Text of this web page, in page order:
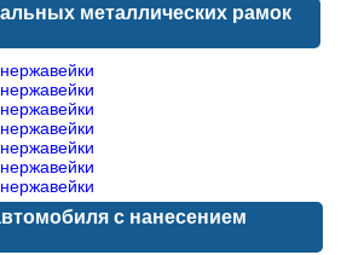
металлических рамок
с нанесением